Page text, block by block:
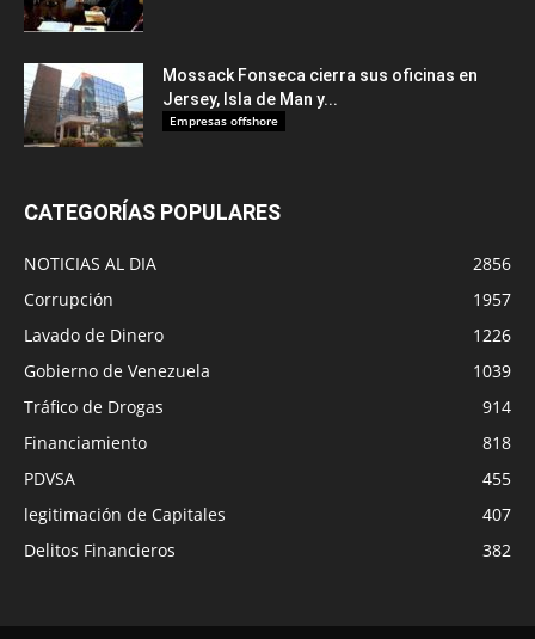
Mossack Fonseca cierra sus oficinas en
Jersey, Isla de Man y...
Empresas offshore
CATEGORÍAS POPULARES
NOTICIAS AL DIA
2856
Corrupción
1957
Lavado de Dinero
1226
Gobierno de Venezuela
1039
Tráfico de Drogas
914
Financiamiento
818
PDVSA
455
legitimación de Capitales
407
Delitos Financieros
382